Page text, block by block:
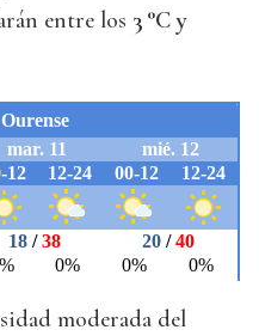
entre los 3 °C y
moderada del